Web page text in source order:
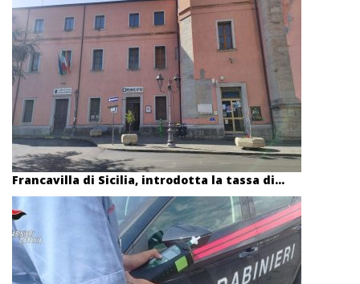
Francavilla di Sicilia, introdotta la tassa di...